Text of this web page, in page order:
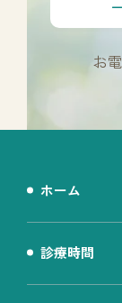
お
ホーム
診療時間